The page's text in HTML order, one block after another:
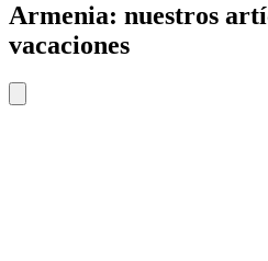
Armenia: nuestros
vacaciones